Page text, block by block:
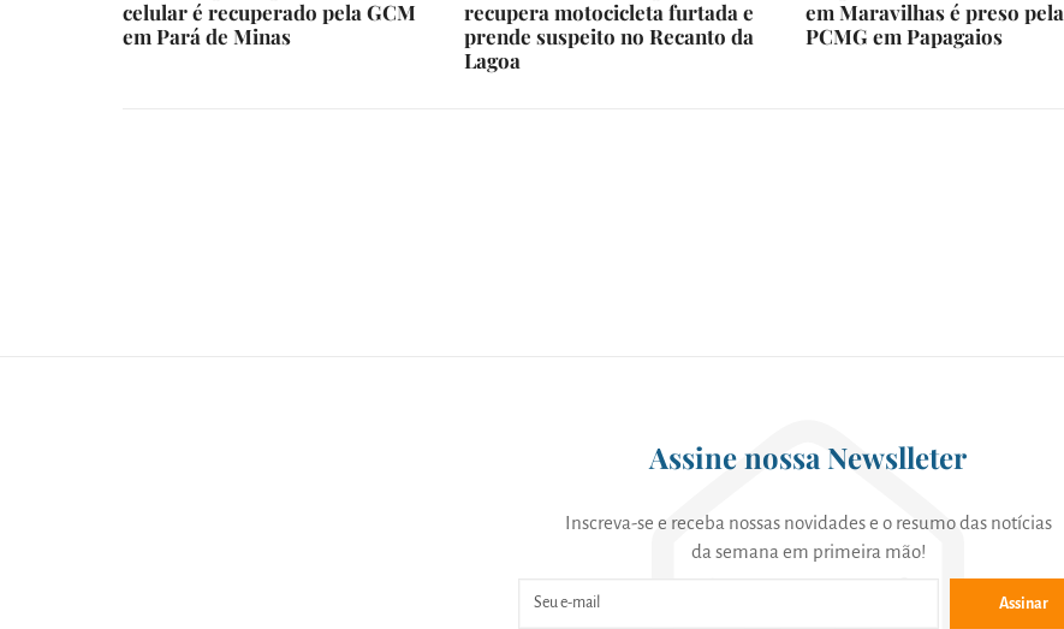
celular é recuperado pela GCM
em Pará de Minas
recupera motocicleta furtada e
prende suspeito no Recanto da
Lagoa
em Maravilhas é preso pela
PCMG em Papagaios
Assine nossa Newslleter
Inscreva-se e receba nossas novidades e o resumo das notícias
da semana em primeira mão!
Assinar